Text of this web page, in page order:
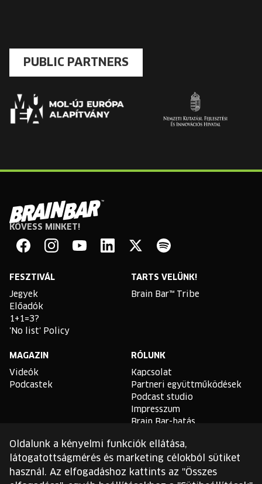
PUBLIC PARTNERS
Brain
Bar
KÖVESS MINKET!
FESZTIVÁL
Jegyek
Előadók
1+1=3?
'No list' Policy
TARTS VELÜNK!
Brain Bar™ Tribe
MAGAZIN
Videók
Podcastek
RÓLUNK
Kapcsolat
Partneri együttműködések
Podcast studio
Impresszum
Brain Bar-hatás
TLDR
Általános Szerződési
Feltételek
Oldalunk a kényelmi funkciók ellátása,
látogatottságmérés és marketing célokból sütiket
használ. Az elfogadáshoz kattints az "Összes